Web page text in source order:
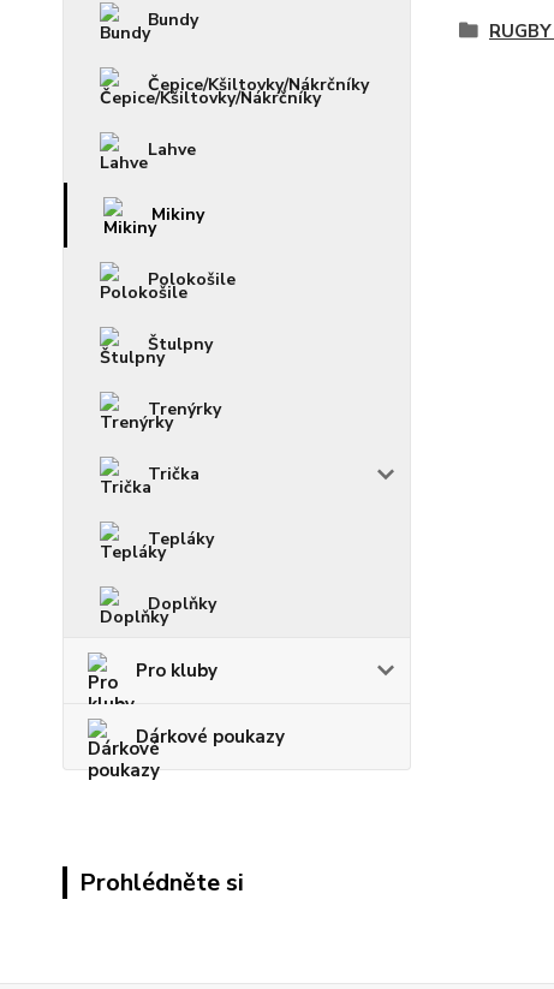
Bundy
Čepice/Kšiltovky/Nákrčníky
Lahve
Mikiny
Polokošile
Štulpny
Trenýrky
Trička
Tepláky
Doplňky
Pro kluby
Dárkové poukazy
Prohlédněte si